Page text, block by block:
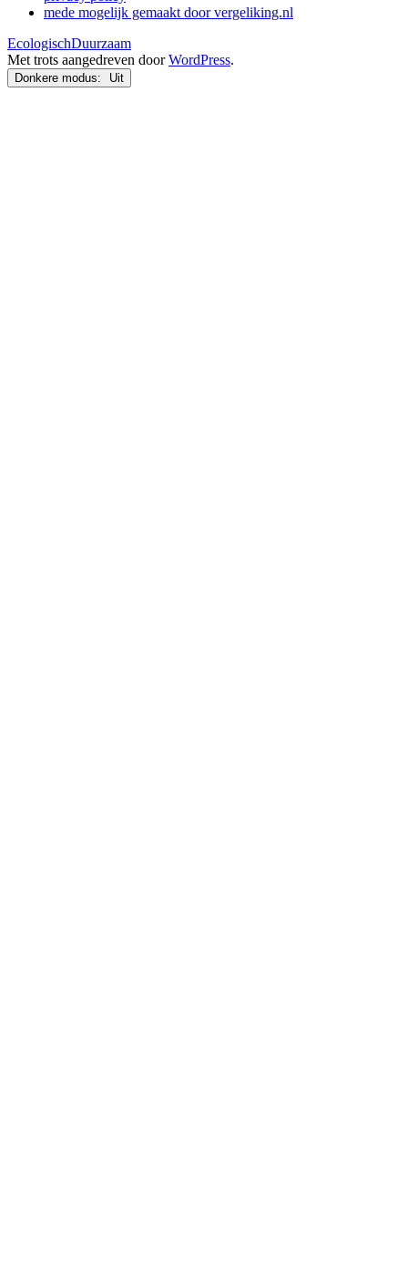
mede mogelijk gemaakt door vergeliking.nl
EcologischDuurzaam
Met trots aangedreven doorWordPress.
Donkere modus: